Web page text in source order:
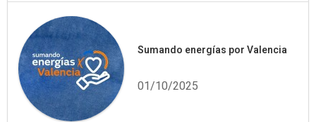
Sumando energías por Valencia
01/10/2025